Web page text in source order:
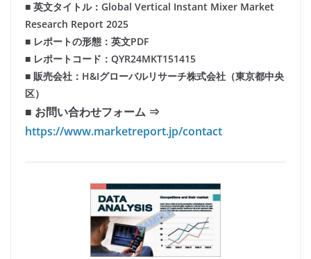
■ 英文タイトル：Global Vertical Instant Mixer Market
Research Report 2025
■ レポートの形態：英文PDF
■ レポートコード：QYR24MKT151415
■ 販売会社：H&Iグローバルリサーチ株式会社（東京都中央
区）
■ お問い合わせフォーム ⇒
https://www.marketreport.jp/contact